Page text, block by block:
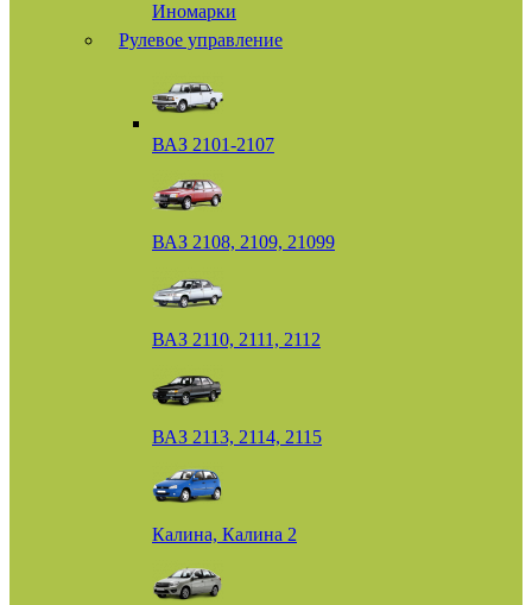
Иномарки
Рулевое управление
ВАЗ 2101-2107
ВАЗ 2108, 2109, 21099
ВАЗ 2110, 2111, 2112
ВАЗ 2113, 2114, 2115
Калина, Калина 2